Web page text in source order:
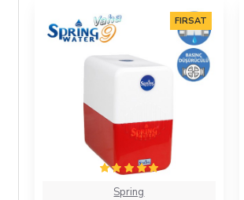
FIRSAT
Spring